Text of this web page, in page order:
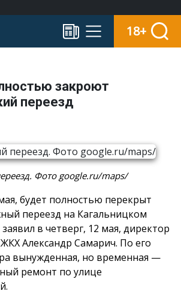
18+
закроют
переезд
Фото google.ru/maps/
будет полностью перекрыт
переезд на Кагальницком
в четверг, 12 мая, директор
Александр Самарич. По его
вынужденная, но временная —
ремонт по улице